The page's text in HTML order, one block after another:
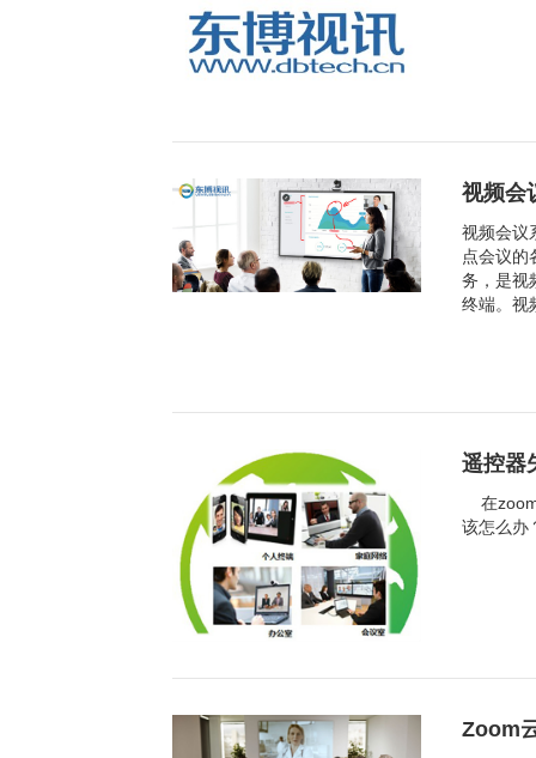
视频会
视频会议
点会议的
务，是视
终端。视
遥控器
在zoom
该怎么办
Zoom